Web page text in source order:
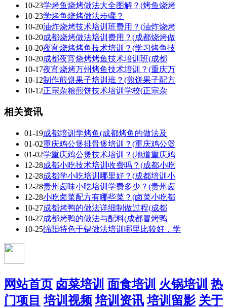
10-23学烤鱼烧烤做法大全图解？(烤鱼烧烤
10-23学烤鱼烧烤做法步骤？
10-20油炸烧烤技术培训班费用？(油炸烧烤
10-20成都烧烤做法培训费用？(成都烧烤做
10-20夜宵烧烤烤鱼技术培训？(学习烤鱼技
10-20成都夜宵烧烤烤鱼技术培训班(成都
10-17夜宵烧烤万州烤鱼技术培训？(重庆万
10-12制作煎饼果子培训班？(煎饼果子配方
10-12正宗杂粮煎饼技术培训学校(正宗杂
相关资讯
01-19成都培训学烤鱼(成都烤鱼的做法及
01-02重庆鸡公煲排骨煲培训？(重庆鸡公煲
01-02学重庆鸡公煲技术培训？(地道重庆鸡
12-28成都小吃技术培训收费吗？(成都小吃
12-28成都学小吃培训哪里好？(成都培训小
12-28贵州卤味小吃培训学费多少？(贵州卤
12-28小吃卤菜配方有哪些菜？(卤菜小吃都
10-27成都烤鸭的做法详细制做过程(成都
10-27成都烤鸭的做法与配料(成都冒烤鸭
10-25绵阳特色干锅做法培训哪里比较好，学
网站首页 卤菜培训 面食培训 火锅培训 热
门项目 培训视频 培训资讯 培训留影 关于